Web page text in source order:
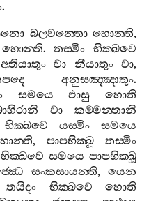
.
බලවන‍්තො හොන‍්ති,
හොන‍්ති.තස‍්මිං
භික‍්ඛවෙ
අතියාතුං වා නීයාතුං වා,
අනුසඤ‍්ඤාතුං.
සමයෙ ඵාසු
හොති
වා
කම‍්මන‍්තානි
භික‍්ඛවෙ යස‍්මිං
සමයෙ
,පාපභික‍්ඛූ
තස‍්මිං
භික‍්ඛවෙ සමයෙ පාපභික‍්ඛූ
සංකසායන‍්ති, යෙන
තයිදං භික‍්ඛවෙ
හොති